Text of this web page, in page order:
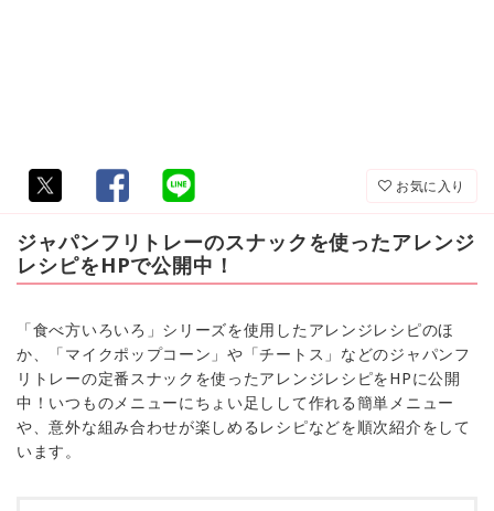
お気に入り
ジャパンフリトレーのスナックを使ったアレンジ
レシピをHPで公開中！
「食べ方いろいろ」シリーズを使用したアレンジレシピのほ
か、「マイクポップコーン」や「チートス」などのジャパンフ
リトレーの定番スナックを使ったアレンジレシピをHPに公開
中！いつものメニューにちょい足しして作れる簡単メニュー
や、意外な組み合わせが楽しめるレシピなどを順次紹介をして
います。